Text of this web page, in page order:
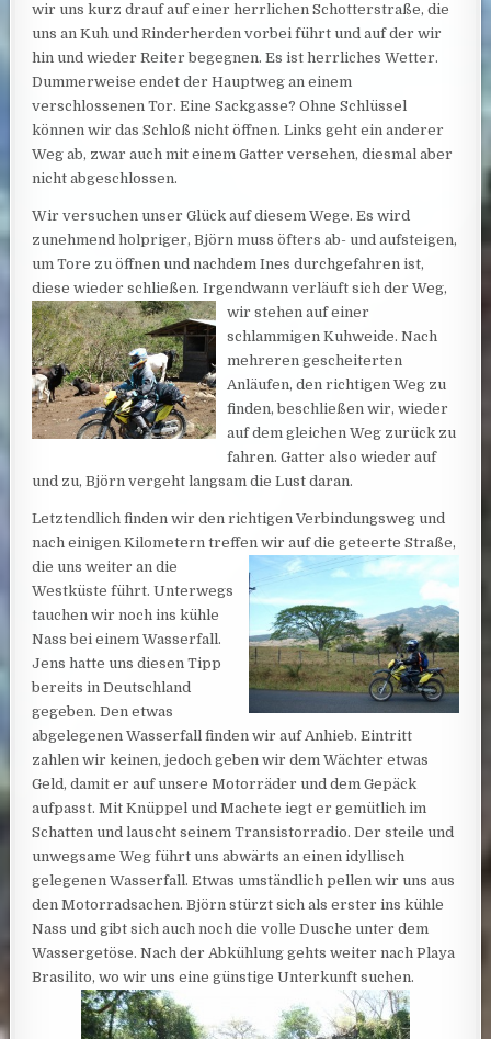
wir uns kurz drauf auf einer herrlichen Schotterstraße, die
uns an Kuh und Rinderherden vorbei führt und auf der wir
hin und wieder Reiter begegnen. Es ist herrliches Wetter.
Dummerweise endet der Hauptweg an einem
verschlossenen Tor. Eine Sackgasse? Ohne Schlüssel
können wir das Schloß nicht öffnen. Links geht ein anderer
Weg ab, zwar auch mit einem Gatter versehen, diesmal aber
nicht abgeschlossen.
Wir versuchen unser Glück auf diesem Wege. Es wird
zunehmend holpriger, Björn muss öfters ab- und aufsteigen,
um Tore zu öffnen und nachdem Ines durchgefahren ist,
diese wieder schließen. Irgendwannverläuft sich der Weg,
wir stehen auf einer
schlammigen Kuhweide. Nach
mehreren gescheiterten
Anläufen, den richtigen Weg zu
finden, beschließen wir, wieder
auf dem gleichen Weg zurück zu
fahren. Gatter also wieder auf
und zu, Björn vergeht langsam die Lust daran.
Letztendlich finden wir den richtigen Verbindungsweg und
nach einigen Kilometern treffen wir auf die geteerte Straße,
die uns weiter an die
Westküste führt. Unterwegs
tauchen wir noch ins kühle
Nass bei einem Wasserfall.
Jens hatte uns diesen Tipp
bereits in Deutschland
gegeben. Den etwas
abgelegenen Wasserfall finden wir auf Anhieb. Eintritt
zahlen wir keinen, jedoch geben wir dem Wächter etwas
Geld, damit er auf unsere Motorräder und dem Gepäck
aufpasst. Mit Knüppel und Machete iegt er gemütlich im
Schatten und lauscht seinem Transistorradio. Der steile und
unwegsame Weg führt uns abwärts an einen idyllisch
gelegenen Wasserfall. Etwas umständlich pellen wir uns aus
den Motorradsachen. Björn stürzt sich als erster ins kühle
Nass und gibt sich auch noch die volle Dusche unter dem
Wassergetöse. Nach der Abkühlung gehts weiter nach Playa
Brasilito, wo wir uns eine günstige Unterkunft suchen.